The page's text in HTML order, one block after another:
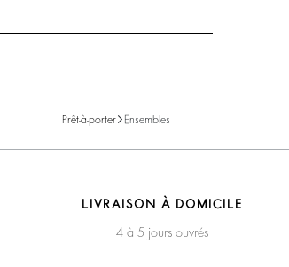
Prêt-à-porter Ensembles
LIVRAISON À DOMICILE
4 à 5 jours ouvrés